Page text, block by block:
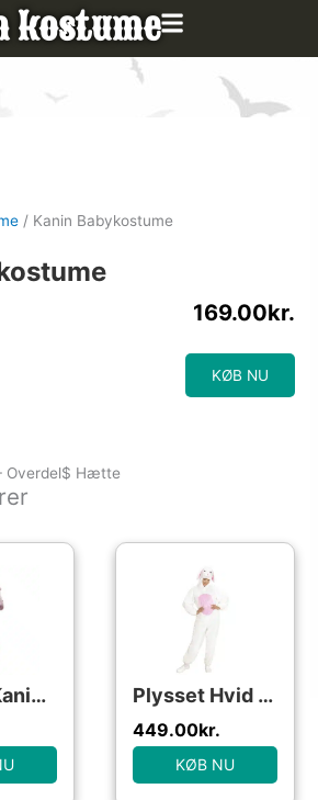
kostume
/ Kanin Babykostume
169.00kr.
KØB NU
Overdel$ Hætte
Zombie Kanin Børnekostume Plysset Hvid Kanin Kostume
449.00kr.
KØB NU